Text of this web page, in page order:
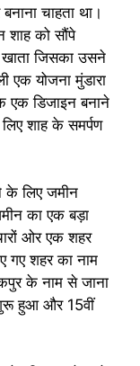
चाहता था।
शाह को सौंपे
जिसका उसने
योजना मुंडारा
एक डिजाइन बनाने
शाह के समर्पण
के लिए जमीन
का एक बड़ा
ओर एक शहर
गए शहर का नाम
के नाम से जाना
शुरू हुआ और 15वीं